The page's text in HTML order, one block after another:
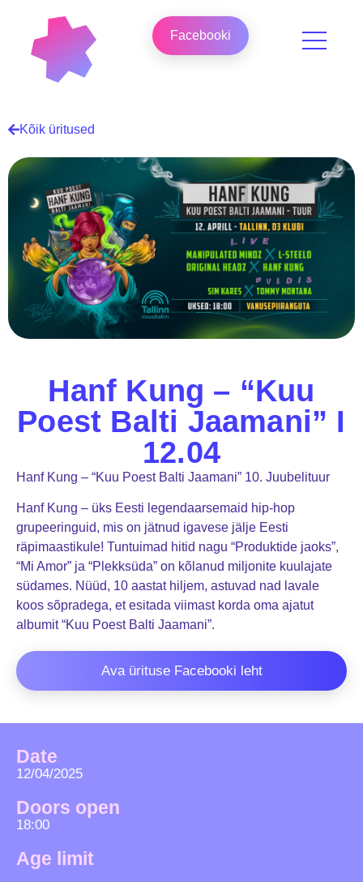
Facebooki
Kõik üritused
Hanf Kung – “Kuu
Poest Balti Jaamani” I
12.04
Hanf Kung – “Kuu Poest Balti Jaamani” 10. Juubelituur
Hanf Kung – üks Eesti legendaarsemaid hip-hop
grupeeringuid, mis on jätnud igavese jälje Eesti
räpimaastikule! Tuntuimad hitid nagu “Produktide jaoks”,
“Mi Amor” ja “Plekksüda” on kõlanud miljonite kuulajate
südames. Nüüd, 10 aastat hiljem, astuvad nad lavale
koos sõpradega, et esitada viimast korda oma ajatut
albumit “Kuu Poest Balti Jaamani”.
Ava ürituse Facebooki leht
Date
12/04/2025
Doors open
18:00
Age limit